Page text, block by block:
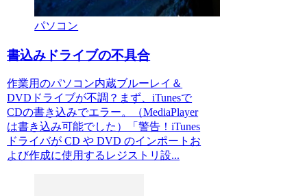
パソコン
書込みドライブの不具合
作業用のパソコン内蔵ブルーレイ＆
DVDドライブが不調？まず、iTunesで
CDの書き込みでエラー。（MediaPlayer
は書き込み可能でした）「警告！iTunes
ドライバが CD や DVD のインポートお
よび作成に使用するレジストリ設...